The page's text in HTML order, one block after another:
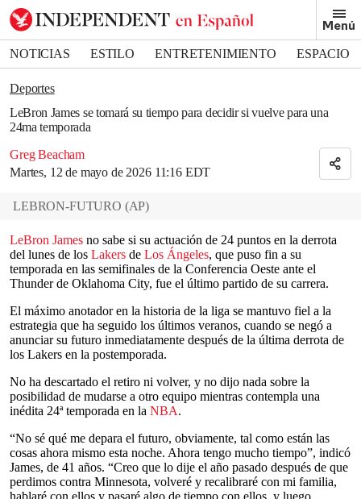
Menú
NOTICIAS ESTILO ENTRETENIMIENTO
ESPACIO
DEPORTES
Deportes
LeBron James se tomará su tiempo para decidir si vuelve para una
24ma temporada
Greg Beacham
Martes, 12 de mayo de 2026 11:16 EDT
Bookmark popover
Removed from bookmarks
Close popover
LEBRON-FUTURO (AP)
LeBron James no sabe si su actuación de 24 puntos en la derrota
del lunes de los Lakers de Los Ángeles, que puso fin a su
temporada en las semifinales de la Conferencia Oeste ante el
Thunder de Oklahoma City, fue el último partido de su carrera.
El máximo anotador en la historia de la liga se mantuvo fiel a la
estrategia que ha seguido los últimos veranos, cuando se negó a
anunciar su futuro inmediatamente después de la última derrota de
los Lakers en la postemporada.
No ha descartado el retiro ni volver, y no dijo nada sobre la
posibilidad de mudarse a otro equipo mientras contempla una
inédita 24ª temporada en la NBA.
“No sé qué me depara el futuro, obviamente, tal como están las
cosas ahora mismo esta noche. Ahora tengo mucho tiempo”, indicó
James, de 41 años. “Creo que lo dije el año pasado después de que
perdimos contra Minnesota, volveré y recalibraré con mi familia,
hablaré con ellos y pasaré algo de tiempo con ellos, y luego,